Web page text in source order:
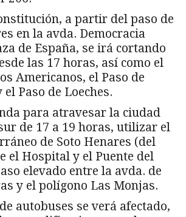
a partir del paso de
en la avda. Democracia
de España, se irá cortando
las 17 horas, así como el
Americanos, el Paso de
Paso de Loeches.
para atravesar la ciudad
de 17 a 19 horas, utilizar el
de Soto Henares (del
el Hospital y el Puente del
elevado entre la avda. de
y el polígono Las Monjas.
autobuses se verá afectado,